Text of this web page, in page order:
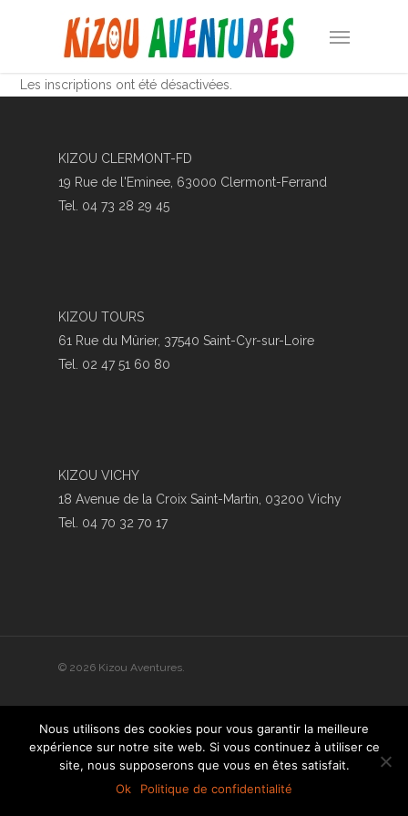
contentLes inscriptions ont été désactivées.
KIZOU CLERMONT-FD
19 Rue de l'Eminee, 63000 Clermont-Ferrand
Tel. 04 73 28 29 45
KIZOU TOURS
61 Rue du Mûrier, 37540 Saint-Cyr-sur-Loire
Tel. 02 47 51 60 80
KIZOU VICHY
18 Avenue de la Croix Saint-Martin, 03200 Vichy
Tel. 04 70 32 70 17
© 2026 Kizou Aventures.
Nous utilisons des cookies pour vous garantir la meilleure
expérience sur notre site web. Si vous continuez à utiliser ce
site, nous supposerons que vous en êtes satisfait.
Ok
Politique de confidentialité